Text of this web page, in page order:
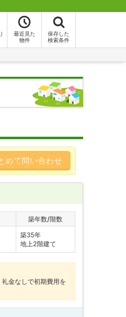
最近見た
物件
保存した
検索条件
めて問い合わせ
築年数/階数
築35年
地上2階建て
金なしで初期費用を